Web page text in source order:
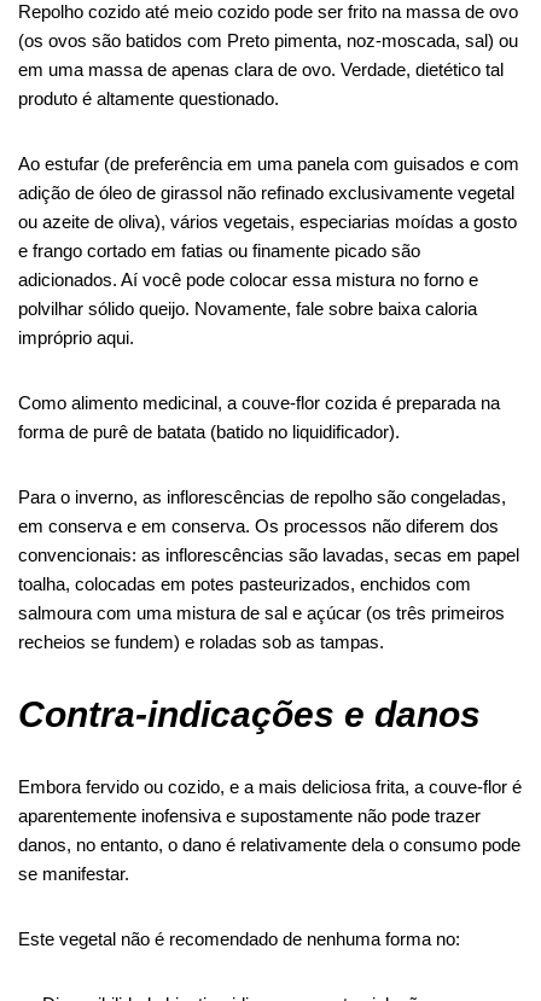
Repolho cozido até meio cozido pode ser frito na massa de ovo
(os ovos são batidos com Preto pimenta, noz-moscada, sal) ou
em uma massa de apenas clara de ovo. Verdade, dietético tal
produto é altamente questionado.
Ao estufar (de preferência em uma panela com guisados ​​e com
adição de óleo de girassol não refinado exclusivamente vegetal
ou azeite de oliva), vários vegetais, especiarias moídas a gosto
e frango cortado em fatias ou finamente picado são
adicionados. Aí você pode colocar essa mistura no forno e
polvilhar sólido queijo. Novamente, fale sobre baixa caloria
impróprio aqui.
Como alimento medicinal, a couve-flor cozida é preparada na
forma de purê de batata (batido no liquidificador).
Para o inverno, as inflorescências de repolho são congeladas,
em conserva e em conserva. Os processos não diferem dos
convencionais: as inflorescências são lavadas, secas em papel
toalha, colocadas em potes pasteurizados, enchidos com
salmoura com uma mistura de sal e açúcar (os três primeiros
recheios se fundem) e roladas sob as tampas.
Contra-indicações e danos
Embora fervido ou cozido, e a mais deliciosa frita, a couve-flor é
aparentemente inofensiva e supostamente não pode trazer
danos, no entanto, o dano é relativamente dela o consumo pode
se manifestar.
Este vegetal não é recomendado de nenhuma forma no: